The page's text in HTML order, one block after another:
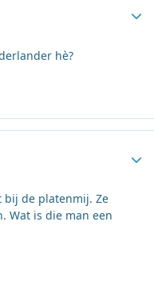
hè?
bij de platenmij. Ze
Wat is die man een